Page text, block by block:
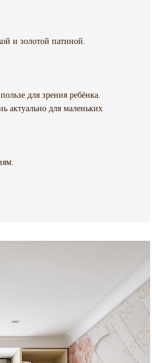
и золотой патиной.
для зрения ребёнка.
актуально для маленьких